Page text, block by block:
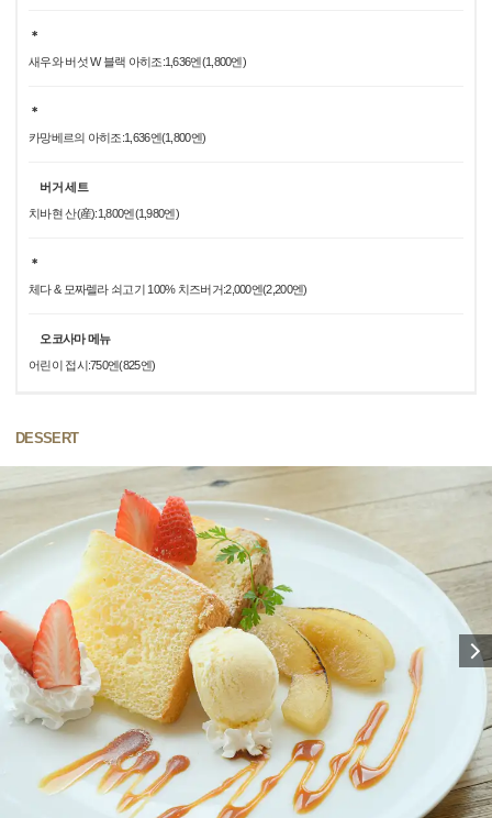
＊
새우와 버섯 W 블랙 아히조:1,636엔(1,800엔)
＊
카망베르의 아히조:1,636엔(1,800엔)
버거 세트
치바현 산(産):1,800엔(1,980엔)
＊
체다 & 모짜렐라 쇠고기 100% 치즈버거:2,000엔(2,200엔)
오코사마 메뉴
어린이 접시:750엔(825엔)
DESSERT